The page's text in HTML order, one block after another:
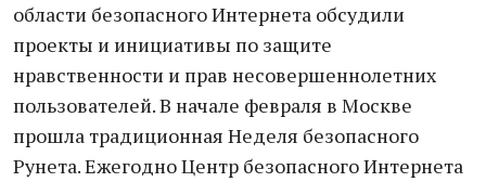
области безопасного Интернета обсудили
проекты и инициативы по защите
нравственности и прав несовершеннолетних
пользователей. В начале февраля в Москве
прошла традиционная Неделя безопасного
Рунета. Ежегодно Центр безопасного Интернета